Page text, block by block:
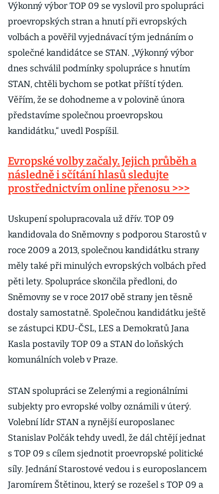
Výkonný výbor TOP 09 se vyslovil pro spolupráci
proevropských stran a hnutí při evropských
volbách a pověřil vyjednávací tým jednáním o
společné kandidátce se STAN. „Výkonný výbor
dnes schválil podmínky spolupráce s hnutím
STAN, chtěli bychom se potkat příští týden.
Věřím, že se dohodneme a v polovině února
představíme společnou proevropskou
kandidátku,“ uvedl Pospíšil.
Evropské volby začaly. Jejich průběh a
následně i sčítání hlasů sledujte
prostřednictvím online přenosu >>>
Uskupení spolupracovala už dřív. TOP 09
kandidovala do Sněmovny s podporou Starostů v
roce 2009 a 2013, společnou kandidátku strany
měly také při minulých evropských volbách před
pěti lety. Spolupráce skončila předloni, do
Sněmovny se v roce 2017 obě strany jen těsně
dostaly samostatně. Společnou kandidátku ještě
se zástupci KDU-ČSL, LES a Demokratů Jana
Kasla postavily TOP 09 a STAN do loňských
komunálních voleb v Praze.
STAN spolupráci se Zelenými a regionálními
subjekty pro evropské volby oznámili v úterý.
Volební lídr STAN a nynější europoslanec
Stanislav Polčák tehdy uvedl, že dál chtějí jednat
s TOP 09 s cílem sjednotit proevropské politické
síly. Jednání Starostové vedou i s europoslancem
Jaromírem Štětinou, který se rozešel s TOP 09 a